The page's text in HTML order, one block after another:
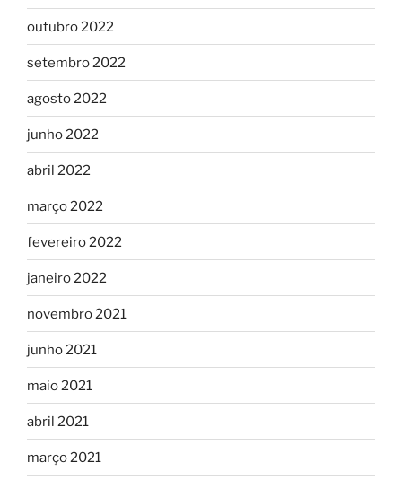
outubro 2022
setembro 2022
agosto 2022
junho 2022
abril 2022
março 2022
fevereiro 2022
janeiro 2022
novembro 2021
junho 2021
maio 2021
abril 2021
março 2021